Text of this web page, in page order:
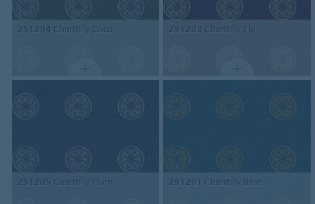
251204 Chantilly Coco 251203 Chantilly Fig
251205 Chantilly Plum 251201 Chantilly Baie